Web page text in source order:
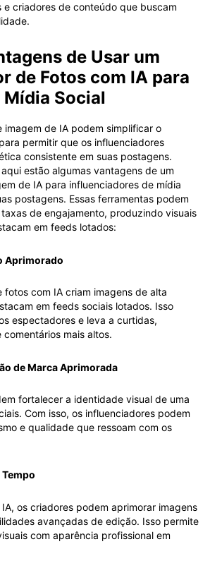
criadores de conteúdo que buscam
de Usar um
de Fotos com IA para
Mídia Social
imagem de IA podem simplificar o
permitir que os influenciadores
consistente em suas postagens.
estão algumas vantagens de um
de IA para influenciadores de mídia
postagens. Essas ferramentas podem
de engajamento, produzindo visuais
em feeds lotados:
Aprimorado
fotos com IA criam imagens de alta
em feeds sociais lotados. Isso
espectadores e leva a curtidas,
mais altos.
de Marca Aprimorada
fortalecer a identidade visual de uma
Com isso, os influenciadores podem
e qualidade que ressoam com os
os criadores podem aprimorar imagens
avançadas de edição. Isso permite
com aparência profissional em